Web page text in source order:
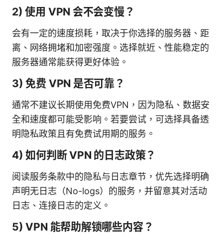
2) 使用 VPN 会不会变慢？
会有一定的速度损耗，取决于你选择的服务器、距
离、网络拥堵和加密强度。选择就近、性能稳定的
服务器通常能获得更好体验。
3) 免费 VPN 是否可靠？
通常不建议长期使用免费VPN，因为隐私、数据安
全和速度都可能受影响。若要尝试，可选择具备透
明隐私政策且有免费试用期的服务。
4) 如何判断 VPN 的日志政策？
阅读服务条款中的隐私与日志章节，优先选择明确
声明无日志（No-logs）的服务，并留意其对活动
日志、连接日志的定义。
5) VPN 能帮助解锁哪些内容？